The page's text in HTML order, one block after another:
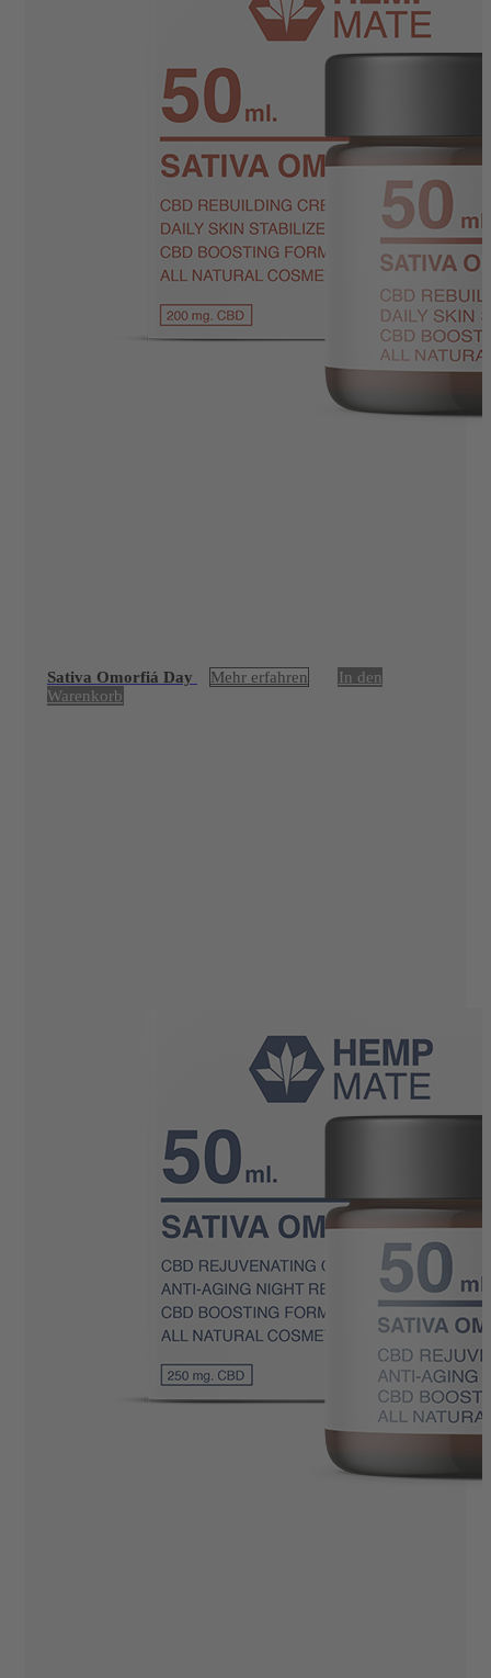
Sativa Omorfiá Day Mehr erfahren
In den
Warenkorb